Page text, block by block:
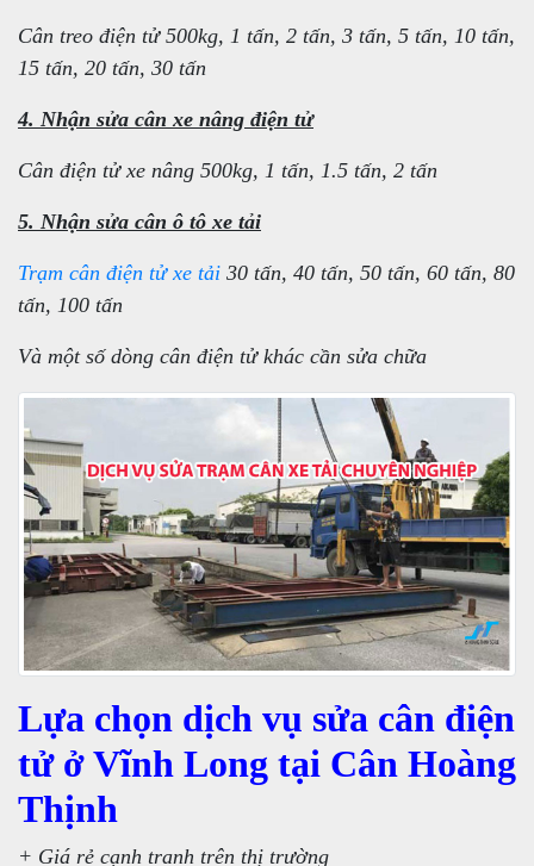
Cân treo điện tử 500kg, 1 tấn, 2 tấn, 3 tấn, 5 tấn, 10 tấn,
15 tấn, 20 tấn, 30 tấn
4. Nhận sửa cân xe nâng điện tử
Cân điện tử xe nâng 500kg, 1 tấn, 1.5 tấn, 2 tấn
5. Nhận sửa cân ô tô xe tải
Trạm cân điện tử xe tải 30 tấn, 40 tấn, 50 tấn, 60 tấn, 80
tấn, 100 tấn
Và một số dòng cân điện tử khác cần sửa chữa
Lựa chọn dịch vụ sửa cân điện
tử ở Vĩnh Long tại Cân Hoàng
Thịnh
+ Giá rẻ cạnh tranh trên thị trường